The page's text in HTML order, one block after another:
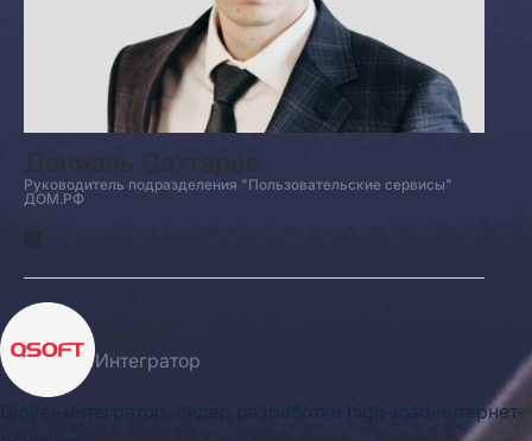
Даниэль Саттаров
Руководитель подразделения "Пользовательские сервисы"
ДОМ.РФ
Интегратор
Digital-интегратор, лидер разработки high-load интернет-